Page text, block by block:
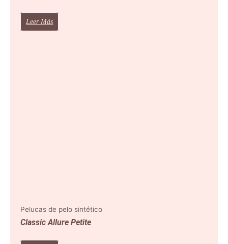
Leer Más
Pelucas de pelo sintético
Classic Allure Petite